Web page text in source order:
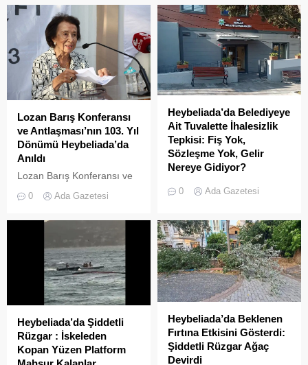
günlerde adaya yakışmayan
görüntülere sahne oluyor
Lozan Barış Konferansı
ve Antlaşması’nın 103. Yıl
Dönümü Heybeliada’da
Anıldı
Lozan Barış Konferansı ve
dönümü, Heybeliada İnönü
özel bir programla anıldı.
0 Ada Gazetesi
Heybeliada’da Belediyeye
Ait Tuvalette İhalesizlik
Tepkisi: Fiş Yok,
Sözleşme Yok, Gelir
Nereye Gidiyor?
Adalar Belediyesi’ne ait,
Heybeliada İtfaiye
karşısında konumlanan
kamu tuvaletinde yaşanan
usulsüzlük iddiaları ada
sakinlerinin ve ziyaretçilerin
tepkisini çekiyor.
0 Ada Gazetesi
Heybeliada’da Şiddetli
Rüzgar : İskeleden
Kopan Yüzen Platform
Heybeliada’da Beklenen
Fırtına Etkisini Gösterdi:
Şiddetli Rüzgar Ağaç
Devirdi